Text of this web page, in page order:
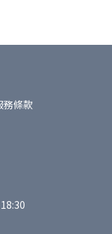
務條款